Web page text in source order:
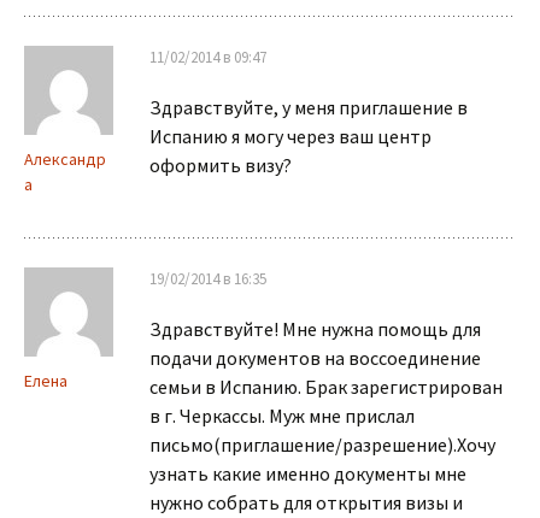
Александр
а
11/02/2014 в 09:47
Здравствуйте, у меня приглашение в
Испанию я могу через ваш центр
оформить визу?
Елена
19/02/2014 в 16:35
Здравствуйте! Мне нужна помощь для
подачи документов на воссоединение
семьи в Испанию. Брак зарегистрирован
в г. Черкассы. Муж мне прислал
письмо(приглашение/разрешение).Хочу
узнать какие именно документы мне
нужно собрать для открытия визы и